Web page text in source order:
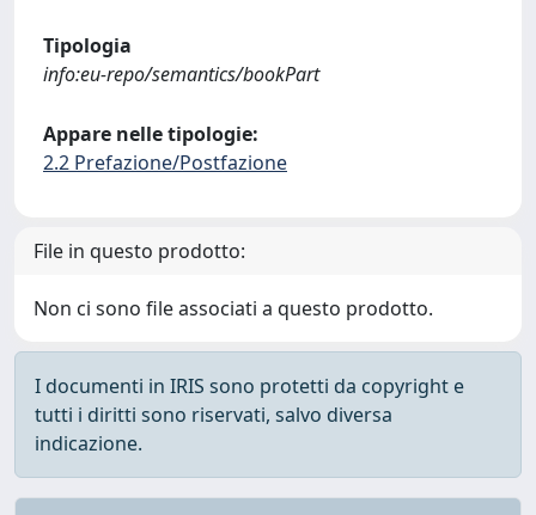
Tipologia
info:eu-repo/semantics/bookPart
Appare nelle tipologie:
2.2 Prefazione/Postfazione
File in questo prodotto:
Non ci sono file associati a questo prodotto.
I documenti in IRIS sono protetti da copyright e
tutti i diritti sono riservati, salvo diversa
indicazione.